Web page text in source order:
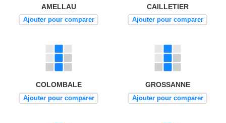
AMELLAU
Ajouter pour comparer
CAILLETIER
Ajouter pour comparer
COLOMBALE
Ajouter pour comparer
GROSSANNE
Ajouter pour comparer